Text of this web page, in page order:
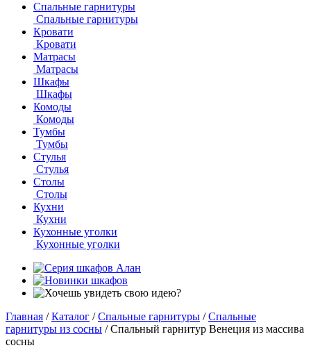
Спальные гарнитуры
Спальные гарнитуры
Кровати
Кровати
Матрасы
Матрасы
Шкафы
Шкафы
Комоды
Комоды
Тумбы
Тумбы
Стулья
Стулья
Столы
Столы
Кухни
Кухни
Кухонные уголки
Кухонные уголки
Главная / Каталог / Спальные гарнитуры / Спальные
гарнитуры из сосны / Спальный гарнитур Венеция из массива
сосны